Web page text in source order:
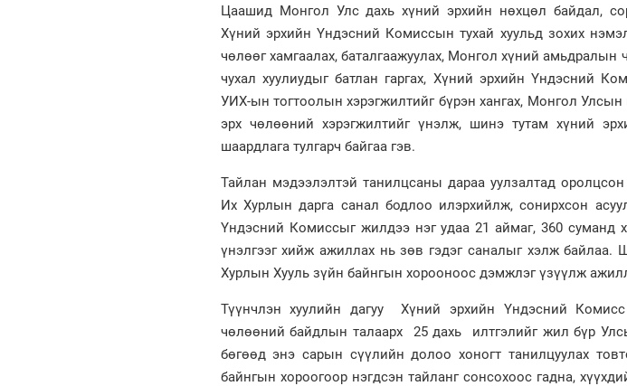
Цаашид Монгол Улс дахь хүний эрхийн нөхцөл байдал,
Хүний эрхийн Үндэсний Комиссын тухай хуульд зохих
чөлөөг хамгаалах, баталгаажуулах, Монгол хүний амьдралын
чухал хуулиудыг батлан гаргах, Хүний эрхийн Үндэсний
УИХ-ын тогтоолын хэрэгжилтийг бүрэн хангах, Монгол
эрх чөлөөний хэрэгжилтийг үнэлж, шинэ тутам хүний
шаардлага тулгарч байгаа гэв.
Тайлан мэдээлэлтэй танилцсаны дараа уулзалтад
Их Хурлын дарга санал бодлоо илэрхийлж, сонирхсон
Үндэсний Комиссыг жилдээ нэг удаа 21 аймаг, 360 суманд
үнэлгээг хийж ажиллах нь зөв гэдэг саналыг хэлж байлаа.
Хурлын Хууль зүйн байнгын хорооноос дэмжлэг үзүүлж
Түүнчлэн хуулийн дагуу Хүний эрхийн Үндэсний
чөлөөний байдлын талаарх 25 дахь илтгэлийг жил бүр
бөгөөд энэ сарын сүүлийн долоо хоногт танилцуулах
байнгын хороогоор нэгдсэн тайланг сонсохоос гадна,